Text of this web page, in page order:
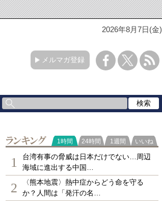
2026年8月7日(金)
メルマガ登録
ランキング
1時間 24時間 1週間 いいね
1
台湾有事の脅威は日本だけでない…周辺
海域に進出する中国…
2
〈熊本地震〉熱中症からどう命を守る
か？人間は「発汗の名…